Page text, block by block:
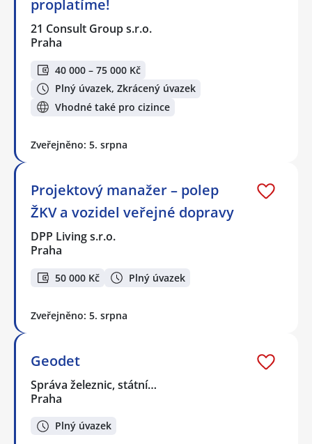
proplatíme!
21 Consult Group s.r.o.
Praha
40 000 – 75 000 Kč
Plný úvazek, Zkrácený úvazek
Vhodné také pro cizince
Zveřejněno: 5. srpna
Projektový manažer – polep
ŽKV a vozidel veřejné dopravy
DPP Living s.r.o.
Praha
50 000 Kč Plný úvazek
Zveřejněno: 5. srpna
Geodet
Správa železnic, státní…
Praha
Plný úvazek